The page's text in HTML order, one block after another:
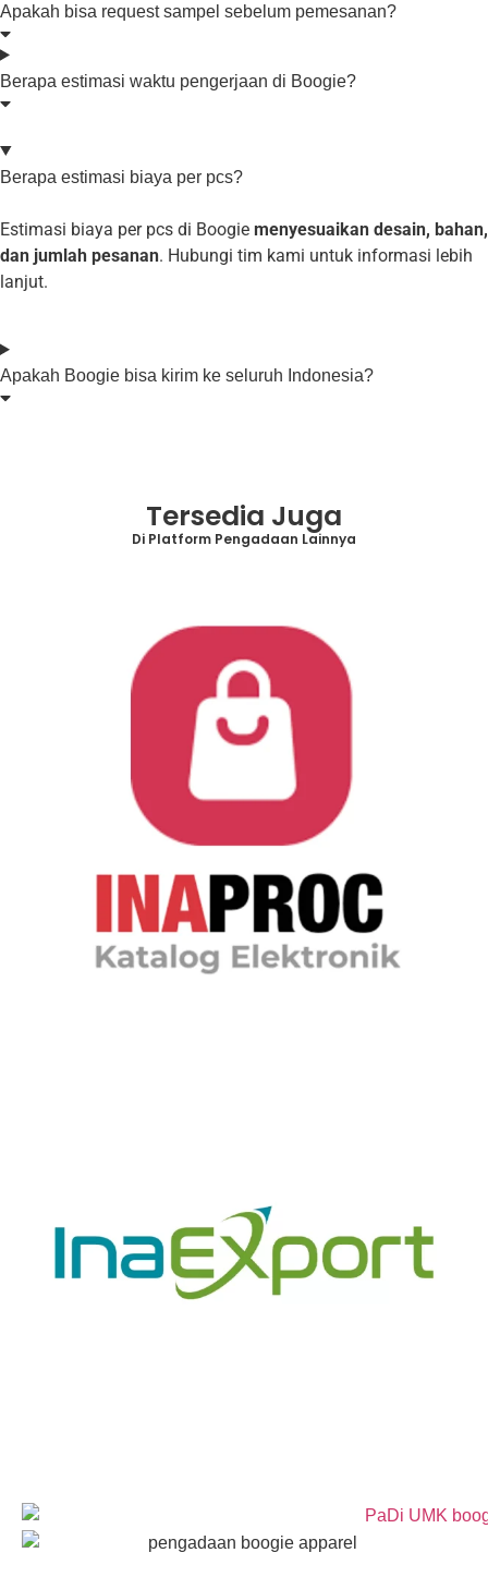
Apakah bisa request sampel sebelum pemesanan?
Berapa estimasi waktu pengerjaan di Boogie?
Berapa estimasi biaya per pcs?
Estimasi biaya per pcs di Boogie menyesuaikan desain, bahan,
dan jumlah pesanan. Hubungi tim kami untuk informasi lebih
lanjut.
Apakah Boogie bisa kirim ke seluruh Indonesia?
Tersedia Juga
Di Platform Pengadaan Lainnya